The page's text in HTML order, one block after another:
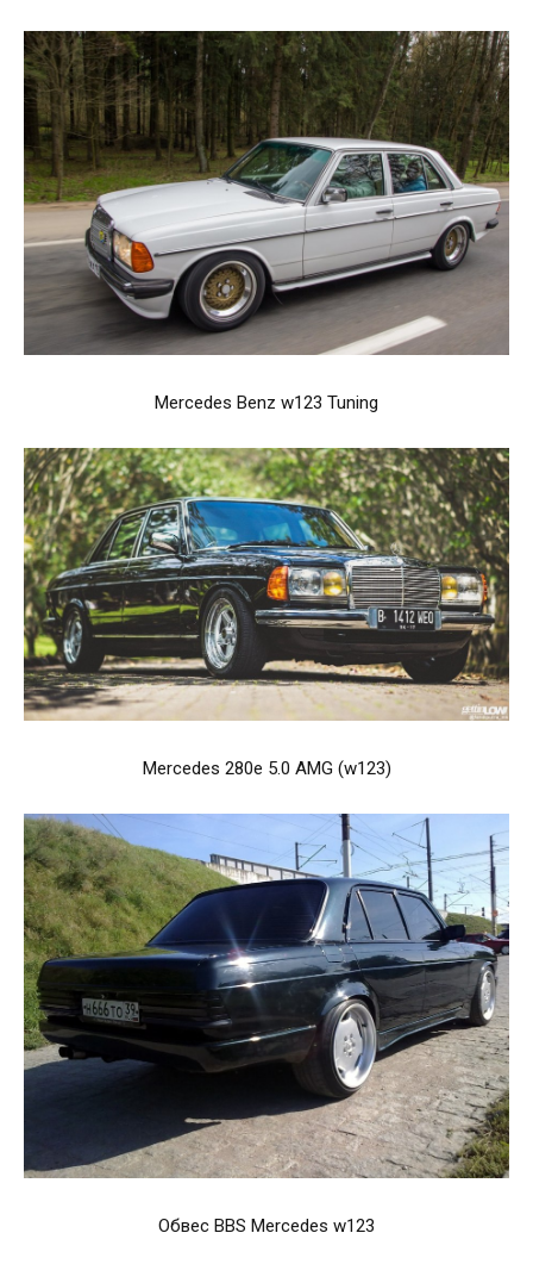
Mercedes Benz w123 Tuning
Mercedes 280e 5.0 AMG (w123)
Обвес BBS Mercedes w123